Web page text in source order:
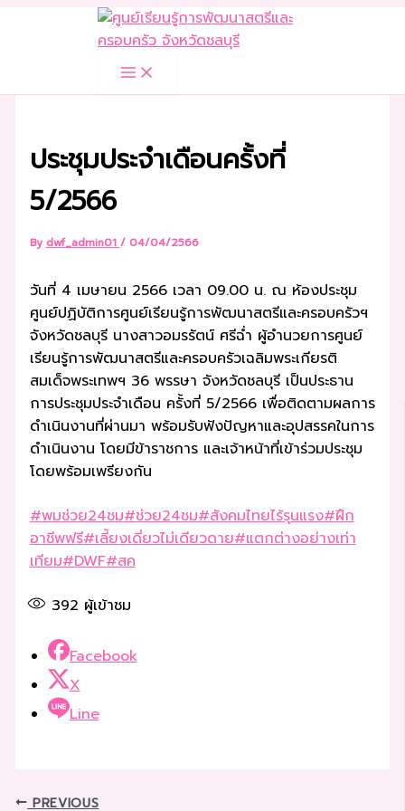
ประชุมประจำเดือนครั้งที่
5/2566
By dwf_admin01 / 04/04/2566
วันที่ 4 เมษายน 2566 เวลา 09.00 น. ณ ห้องประชุม
ศูนย์ปฏิบัติการศูนย์เรียนรู้การพัฒนาสตรีและครอบครัวฯ
จังหวัดชลบุรี นางสาวอมรรัตน์ ศรีฉ่ำ ผู้อำนวยการศูนย์
เรียนรู้การพัฒนาสตรีและครอบครัวเฉลิมพระเกียรติ
สมเด็จพระเทพฯ 36 พรรษา จังหวัดชลบุรี เป็นประธาน
การประชุมประจำเดือน ครั้งที่ 5/2566 เพื่อติดตามผลการ
ดำเนินงานที่ผ่านมา พร้อมรับฟังปัญหาและอุปสรรคในการ
ดำเนินงาน โดยมีข้าราชการ และเจ้าหน้าที่เข้าร่วมประชุม
โดยพร้อมเพรียงกัน
#พมช่วย24ชม#ช่วย24ชม#สังคมไทยไร้รุนแรง#ฝึก
อาชีพฟรี#เลี้ยงเดี่ยวไม่เดียวดาย#แตกต่างอย่างเท่า
เทียม#DWF#สค
392 ผู้เข้าชม
Facebook
X
Line
PREVIOUS